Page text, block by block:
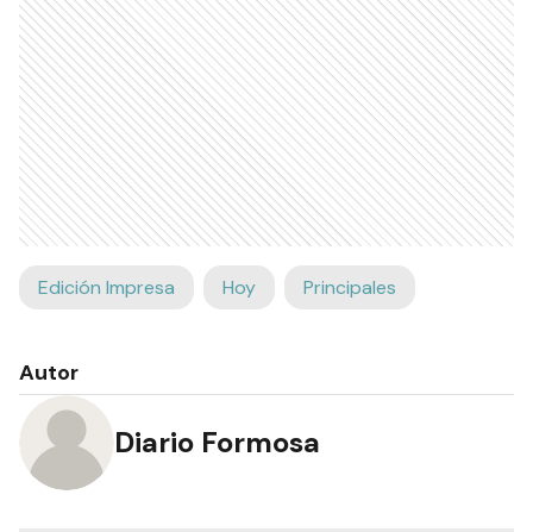
Edición Impresa Hoy Principales
Autor
Diario Formosa